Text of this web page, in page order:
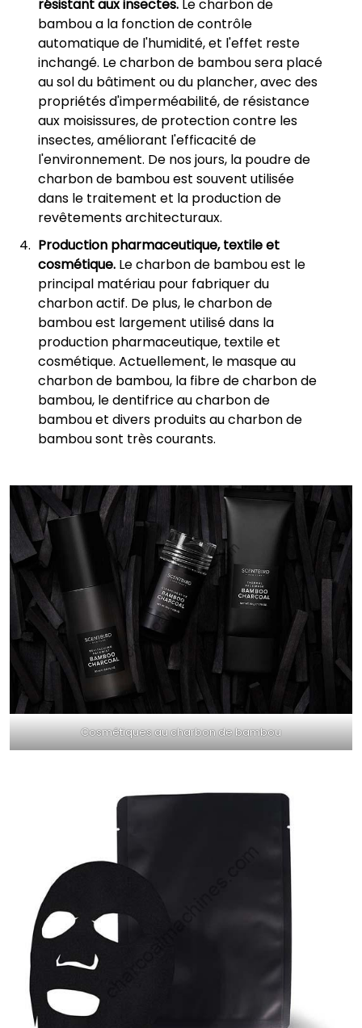
résistant aux insectes. Le charbon de
bambou a la fonction de contrôle
automatique de l'humidité, et l'effet reste
inchangé. Le charbon de bambou sera placé
au sol du bâtiment ou du plancher, avec des
propriétés d'imperméabilité, de résistance
aux moisissures, de protection contre les
insectes, améliorant l'efficacité de
l'environnement. De nos jours, la poudre de
charbon de bambou est souvent utilisée
dans le traitement et la production de
revêtements architecturaux.
Production pharmaceutique, textile et
cosmétique. Le charbon de bambou est le
principal matériau pour fabriquer du
charbon actif. De plus, le charbon de
bambou est largement utilisé dans la
production pharmaceutique, textile et
cosmétique. Actuellement, le masque au
charbon de bambou, la fibre de charbon de
bambou, le dentifrice au charbon de
bambou et divers produits au charbon de
bambou sont très courants.
Cosmétiques au charbon de bambou